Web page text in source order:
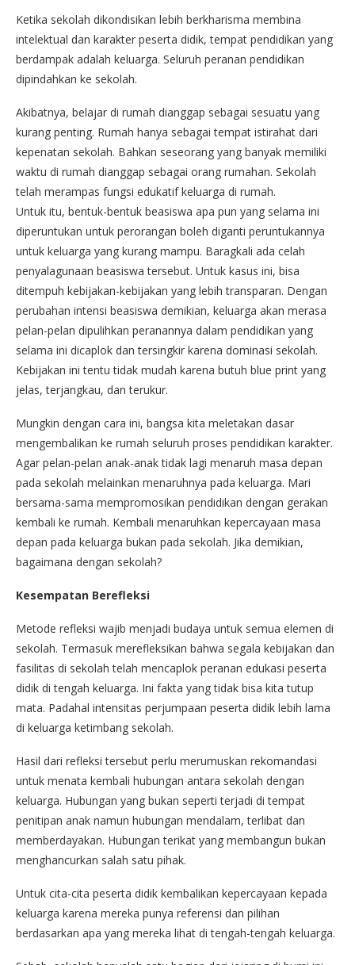
Ketika sekolah dikondisikan lebih berkharisma membina
intelektual dan karakter peserta didik, tempat pendidikan yang
berdampak adalah keluarga. Seluruh peranan pendidikan
dipindahkan ke sekolah.
Akibatnya, belajar di rumah dianggap sebagai sesuatu yang
kurang penting. Rumah hanya sebagai tempat istirahat dari
kepenatan sekolah. Bahkan seseorang yang banyak memiliki
waktu di rumah dianggap sebagai orang rumahan. Sekolah
telah merampas fungsi edukatif keluarga di rumah.
Untuk itu, bentuk-bentuk beasiswa apa pun yang selama ini
diperuntukan untuk perorangan boleh diganti peruntukannya
untuk keluarga yang kurang mampu. Baragkali ada celah
penyalagunaan beasiswa tersebut. Untuk kasus ini, bisa
ditempuh kebijakan-kebijakan yang lebih transparan. Dengan
perubahan intensi beasiswa demikian, keluarga akan merasa
pelan-pelan dipulihkan peranannya dalam pendidikan yang
selama ini dicaplok dan tersingkir karena dominasi sekolah.
Kebijakan ini tentu tidak mudah karena butuh blue print yang
jelas, terjangkau, dan terukur.
Mungkin dengan cara ini, bangsa kita meletakan dasar
mengembalikan ke rumah seluruh proses pendidikan karakter.
Agar pelan-pelan anak-anak tidak lagi menaruh masa depan
pada sekolah melainkan menaruhnya pada keluarga. Mari
bersama-sama mempromosikan pendidikan dengan gerakan
kembali ke rumah. Kembali menaruhkan kepercayaan masa
depan pada keluarga bukan pada sekolah. Jika demikian,
bagaimana dengan sekolah?
Kesempatan Berefleksi
Metode refleksi wajib menjadi budaya untuk semua elemen di
sekolah. Termasuk merefleksikan bahwa segala kebijakan dan
fasilitas di sekolah telah mencaplok peranan edukasi peserta
didik di tengah keluarga. Ini fakta yang tidak bisa kita tutup
mata. Padahal intensitas perjumpaan peserta didik lebih lama
di keluarga ketimbang sekolah.
Hasil dari refleksi tersebut perlu merumuskan rekomandasi
untuk menata kembali hubungan antara sekolah dengan
keluarga. Hubungan yang bukan seperti terjadi di tempat
penitipan anak namun hubungan mendalam, terlibat dan
memberdayakan. Hubungan terikat yang membangun bukan
menghancurkan salah satu pihak.
Untuk cita-cita peserta didik kembalikan kepercayaan kepada
keluarga karena mereka punya referensi dan pilihan
berdasarkan apa yang mereka lihat di tengah-tengah keluarga.